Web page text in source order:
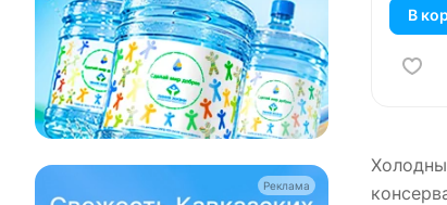
В
Реклама